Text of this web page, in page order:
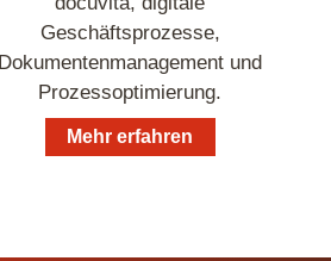
Geschäftsprozesse,
Dokumentenmanagement und
Prozessoptimierung.
Mehr erfahren